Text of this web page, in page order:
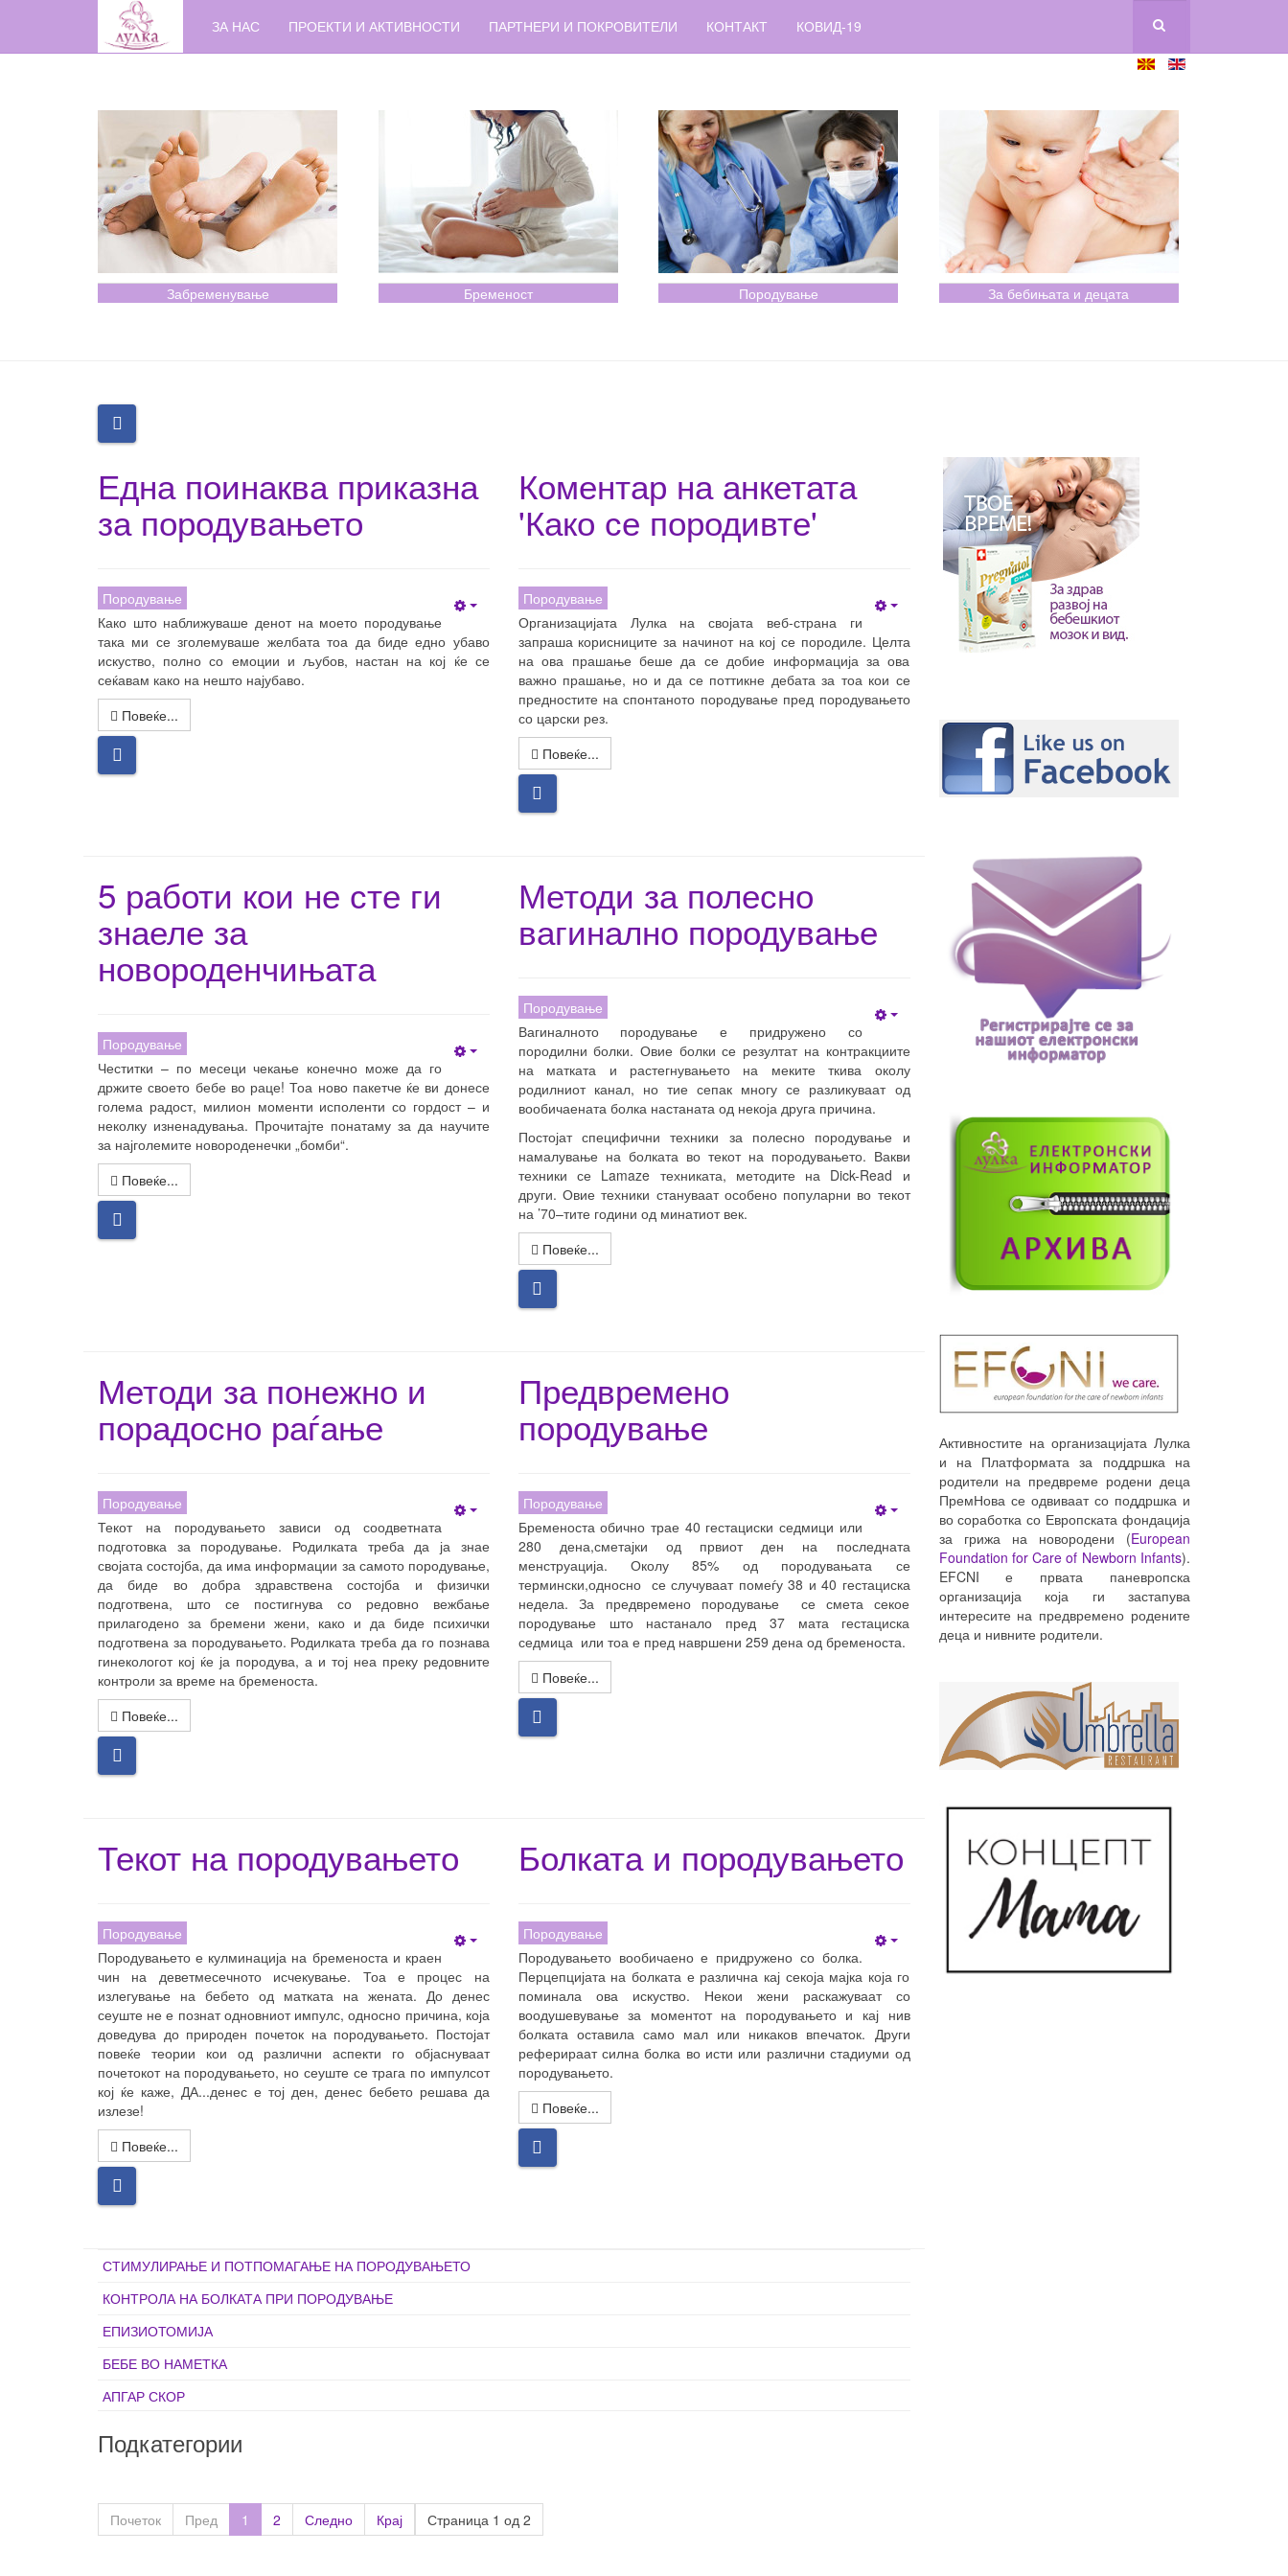
ЗА НАС ПРОЕКТИ И АКТИВНОСТИ ПАРТНЕРИ И ПОКРОВИТЕЛИ КОНТАКТ КОВИД-19
Забременување Бременост Породување За бебињата и децата
Една поинаква приказна
за породувањето
Породување
Како што наближуваше денот на моето породување
така ми се зголемуваше желбата тоа да биде едно убаво
искуство, полно со емоции и љубов, настан на кој ќе се
сеќавам како на нешто најубаво.
Повеќе...
Коментар на анкетата
'Како се породивте'
Породување
Организацијата Лулка на својата веб-страна ги
запраша корисниците за начинот на кој се породиле. Целта
на ова прашање беше да се добие информација за ова
важно прашање, но и да се поттикне дебата за тоа кои се
предностите на спонтаното породување пред породувањето
со царски рез.
Повеќе...
5 работи кои не сте ги
знаеле за
новороденчињата
Породување
Честитки – по месеци чекање конечно може да го
држите своето бебе во раце! Тоа ново пакетче ќе ви донесе
голема радост, милион моменти исполенти со гордост – и
неколку изненадувања. Прочитајте понатаму за да научите
за најголемите новороденечки „бомби“.
Повеќе...
Методи за полесно
вагинално породување
Породување
Вагиналното породување е придружено со
породилни болки. Овие болки се резултат на контракциите
на матката и растегнувањето на меките ткива околу
родилниот канал, но тие сепак многу се разликуваат од
вообичаената болка настаната од некоја друга причина.
Постојат специфични техники за полесно породување и
намалување на болката во текот на породувањето. Вакви
техники се Lamaze техниката, методите на Dick-Read и
други. Овие техники стануваат особено популарни во текот
на ’70–тите години од минатиот век.
Повеќе...
Методи за понежно и
порадосно раѓање
Породување
Текот на породувањето зависи од соодветната
подготовка за породување. Родилката треба да ја знае
својата состојба, да има информации за самото породување,
да биде во добра здравствена состојба и физички
подготвена, што се постигнува со редовно вежбање
прилагодено за бремени жени, како и да биде психички
подготвена за породувањето. Родилката треба да го познава
гинекологот кој ќе ја породува, а и тој неа преку редовните
контроли за време на бременоста.
Повеќе...
Предвремено
породување
Породување
Бременоста обично трае 40 гестациски седмици или
280 дена,сметајки од првиот ден на последната
менструација. Околу 85% од породувањата се
термински,односно се случуваат помеѓу 38 и 40 гестациска
недела. За предвремено породување се смета секое
породување што настанало пред 37 мата гестациска
седмица или тоа е пред навршени 259 дена од бременоста.
Повеќе...
Текот на породувањето
Породување
Породувањето е кулминација на бременоста и краен
чин на деветмесечното исчекување. Тоа е процес на
излегување на бебето од матката на жената. До денес
сеуште не е познат одновниот импулс, односно причина, која
доведува до природен почеток на породувањето. Постојат
повеќе теории кои од различни аспекти го објаснуваат
почетокот на породувањето, но сеуште се трага по импулсот
кој ќе каже, ДА...денес е тој ден, денес бебето решава да
излезе!
Повеќе...
Болката и породувањето
Породување
Породувањето вообичаено е придружено со болка.
Перцепцијата на болката е различна кај секоја мајка која го
поминала ова искуство. Некои жени раскажуваат со
воодушевување за моментот на породувањето и кај нив
болката оставила само мал или никаков впечаток. Други
реферираат силна болка во исти или различни стадиуми од
породувањето.
Повеќе...
СТИМУЛИРАЊЕ И ПОТПОМАГАЊЕ НА ПОРОДУВАЊЕТО
КОНТРОЛА НА БОЛКАТА ПРИ ПОРОДУВАЊЕ
ЕПИЗИОТОМИЈА
БЕБЕ ВО НАМЕТКА
АПГАР СКОР
Подкатегории
Страница 1 од 2
Почеток Пред 1 2 Следно Крај
Активностите на организацијата Лулка
и на Платформата за поддршка на
родители на предвреме родени деца
ПремНова се одвиваат со поддршка и
во соработка со Европската фондација
за грижа на новородени (European
Foundation for Care of Newborn Infants).
EFCNI е првата паневропска
организација која ги застапува
интересите на предвремено родените
деца и нивните родители.